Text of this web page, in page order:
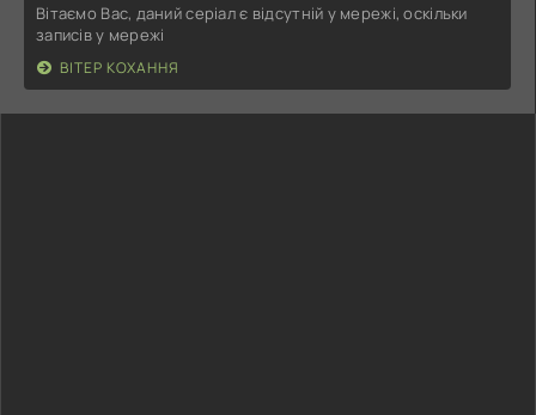
Вітаємо Вас, даний серіал є відсутній у мережі, оскільки
записів у мережі
ВІТЕР КОХАННЯ